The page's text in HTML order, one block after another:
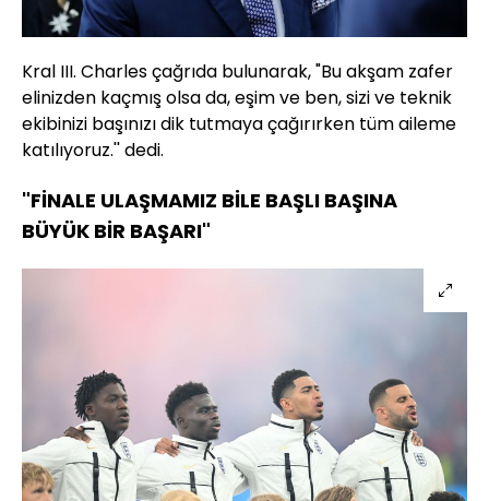
Kral III. Charles çağrıda bulunarak, "Bu akşam zafer
elinizden kaçmış olsa da, eşim ve ben, sizi ve teknik
ekibinizi başınızı dik tutmaya çağırırken tüm aileme
katılıyoruz.'' dedi.
"FİNALE ULAŞMAMIZ BİLE BAŞLI BAŞINA
BÜYÜK BİR BAŞARI"